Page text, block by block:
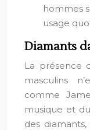
hommes
usage
Diamants
La présence
masculins
comme
musique et
des